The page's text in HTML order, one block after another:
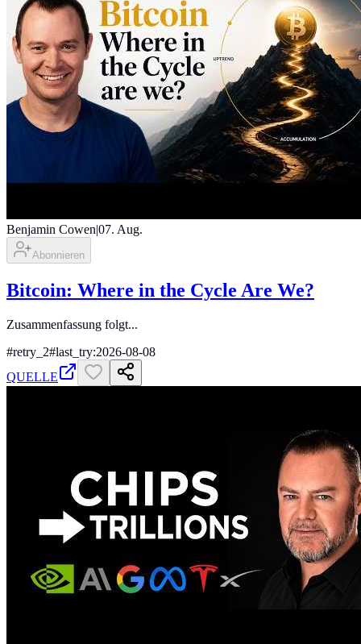
Benjamin Cowen|07. Aug.
Abonnieren
Bitcoin: Where in the Cycle Are We?
Zusammenfassung folgt...
#retry_2#last_try:2026-08-08
QUELLE